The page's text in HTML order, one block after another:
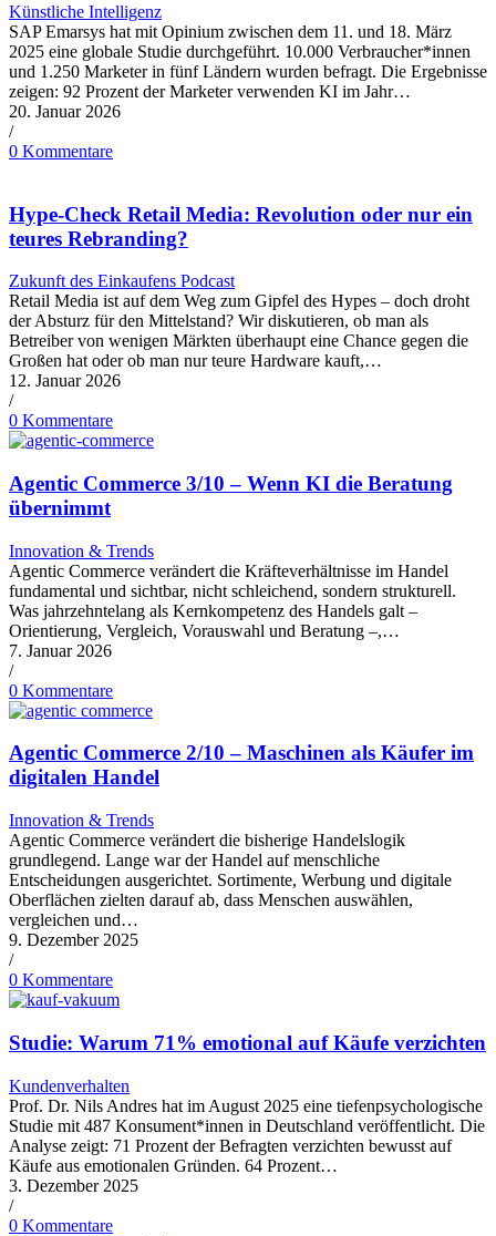
Künstliche Intelligenz
SAP Emarsys hat mit Opinium zwischen dem 11. und 18. März
2025 eine globale Studie durchgeführt. 10.000 Verbraucher*innen
und 1.250 Marketer in fünf Ländern wurden befragt. Die Ergebnisse
zeigen: 92 Prozent der Marketer verwenden KI im Jahr…
20. Januar 2026
/
0 Kommentare
Hype-Check Retail Media: Revolution oder nur ein
teures Rebranding?
Zukunft des Einkaufens Podcast
Retail Media ist auf dem Weg zum Gipfel des Hypes – doch droht
der Absturz für den Mittelstand? Wir diskutieren, ob man als
Betreiber von wenigen Märkten überhaupt eine Chance gegen die
Großen hat oder ob man nur teure Hardware kauft,…
12. Januar 2026
/
0 Kommentare
Agentic Commerce 3/10 – Wenn KI die Beratung
übernimmt
Innovation & Trends
Agentic Commerce verändert die Kräfteverhältnisse im Handel
fundamental und sichtbar, nicht schleichend, sondern strukturell.
Was jahrzehntelang als Kernkompetenz des Handels galt –
Orientierung, Vergleich, Vorauswahl und Beratung –,…
7. Januar 2026
/
0 Kommentare
Agentic Commerce 2/10 – Maschinen als Käufer im
digitalen Handel
Innovation & Trends
Agentic Commerce verändert die bisherige Handelslogik
grundlegend. Lange war der Handel auf menschliche
Entscheidungen ausgerichtet. Sortimente, Werbung und digitale
Oberflächen zielten darauf ab, dass Menschen auswählen,
vergleichen und…
9. Dezember 2025
/
0 Kommentare
Studie: Warum 71% emotional auf Käufe verzichten
Kundenverhalten
Prof. Dr. Nils Andres hat im August 2025 eine tiefenpsychologische
Studie mit 487 Konsument*innen in Deutschland veröffentlicht. Die
Analyse zeigt: 71 Prozent der Befragten verzichten bewusst auf
Käufe aus emotionalen Gründen. 64 Prozent…
3. Dezember 2025
/
0 Kommentare